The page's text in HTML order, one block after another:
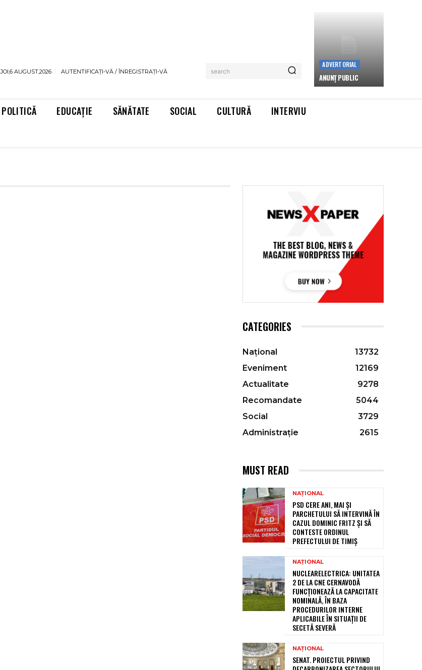
JOI,6 AUGUST,2026 AUTENTIFICAȚI-VĂ / ÎNREGISTRAȚI-VĂ search
ADVERTORIAL
ANUNȚ PUBLIC
POLITICĂ EDUCAȚIE SĂNĂTATE SOCIAL CULTURĂ
INTERVIU
CATEGORIES
Național
13732
Eveniment
12169
Actualitate
9278
Recomandate
5044
Social
3729
Administrație
2615
MUST READ
NAȚIONAL
PSD CERE ANI, MAI ȘI
PARCHETULUI SĂ INTERVINĂ ÎN
CAZUL DOMINIC FRITZ ȘI SĂ
CONTESTE ORDINUL
PREFECTULUI DE TIMIȘ
NAȚIONAL
NUCLEARELECTRICA: UNITATEA
2 DE LA CNE CERNAVODĂ
FUNCȚIONEAZĂ LA CAPACITATE
NOMINALĂ, ÎN BAZA
PROCEDURILOR INTERNE
APLICABILE ÎN SITUAȚII DE
SECETĂ SEVERĂ
NAȚIONAL
SENAT. PROIECTUL PRIVIND